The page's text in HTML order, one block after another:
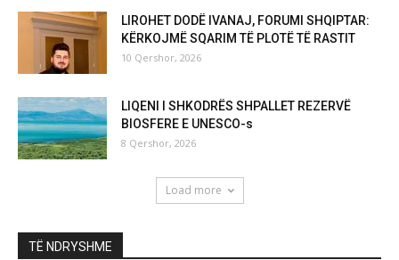
LIROHET DODË IVANAJ, FORUMI SHQIPTAR:
KËRKOJMË SQARIM TË PLOTË TË RASTIT
10 Qershor, 2026
LIQENI I SHKODRËS SHPALLET REZERVË
BIOSFERE E UNESCO-s
8 Qershor, 2026
Load more
TË NDRYSHME